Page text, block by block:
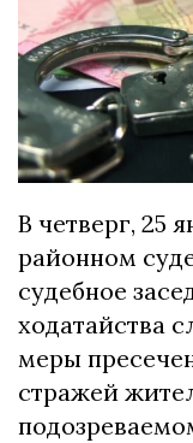
В четверг, 25
районном
судебное
ходатайства
меры
стражей